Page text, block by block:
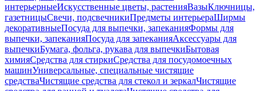
интерьерныеИскусственные цветы, растенияВазыКлючницы,
газетницыСвечи, подсвечникиПредметы интерьераШирмы
декоративныеПосуда для выпечки, запеканияФормы для
выпечки, запеканияПосуда для запеканияАксессуары для
выпечкиБумага, фольга, рукава для выпечкиБытовая
химияСредства для стиркиСредства для посудомоечных
машинУниверсальные, специальные чистящие
средстваЧистящие средства для стекол и зеркалЧистящие